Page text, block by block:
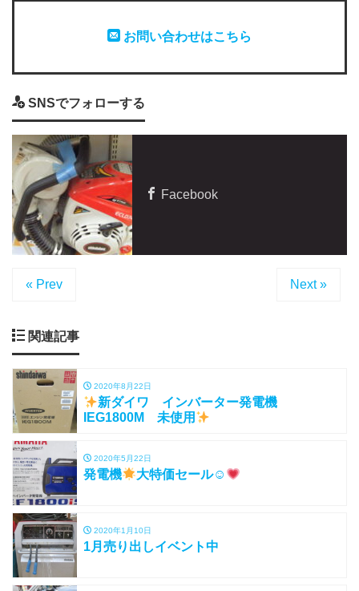
お問い合わせはこちら
SNSでフォローする
Facebook
« Prev Next »
関連記事
2020年8月22日
新ダイワ インバーター発電機
IEG1800M 未使用
2020年5月22日
発電機 大特価セール☺
2020年1月10日
1月売り出しイベント中